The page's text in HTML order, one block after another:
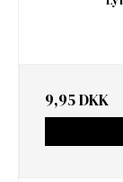
9,95 DKK